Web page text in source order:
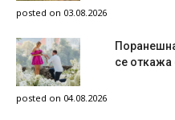
posted on 03.08.2026
се откажа
posted on 04.08.2026